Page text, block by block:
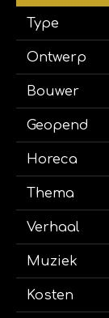
Type
Ontwerp
Bouwer
Geopend
Horeca
Thema
Verhaal
Muziek
Kosten